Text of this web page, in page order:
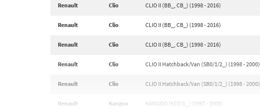
Renault Clio CLIO II (BB_, CB_) (1998 - 2016)
Renault Clio CLIO II (BB_, CB_) (1998 - 2016)
Renault Clio CLIO II (BB_, CB_) (1998 - 2016)
Renault Clio CLIO II Hatchback/Van (SB0/1/2_) (1998 - 2000)
Renault Clio CLIO II Hatchback/Van (SB0/1/2_) (1998 - 2000)
Renault Kangoo KANGOO (KC0/1_) (1997 - 2000)